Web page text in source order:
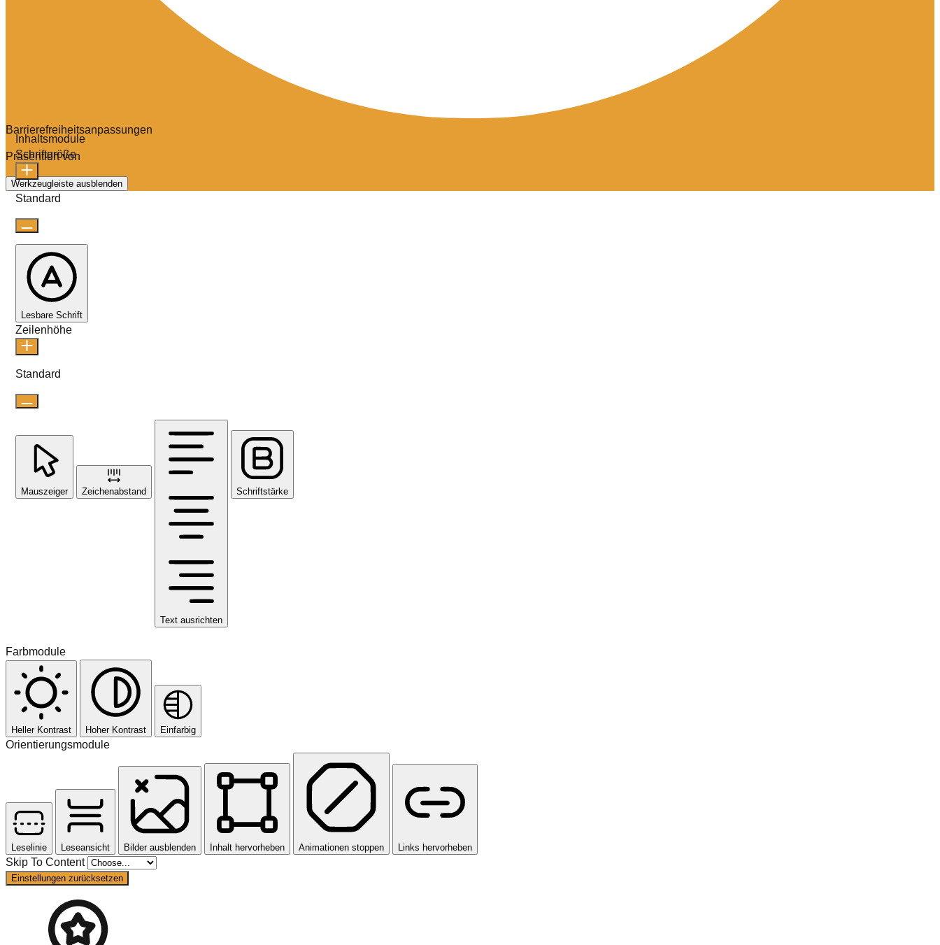
Barrierefreiheitsanpassungen
Präsentiert von
Werkzeugleiste ausblenden
Inhaltsmodule
Schriftgröße
Standard
Lesbare Schrift
Zeilenhöhe
Standard
Mauszeiger Zeichenabstand
Text ausrichten
Schriftstärke
Farbmodule
Heller Kontrast Hoher Kontrast Einfarbig
Orientierungsmodule
Leselinie Leseansicht Bilder ausblenden Inhalt hervorheben Animationen stoppen Links hervorheben
Skip To Content
Einstellungen zurücksetzen